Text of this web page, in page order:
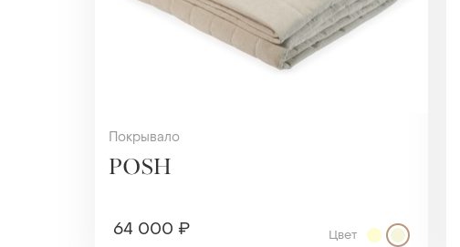
Покрывало
POSH
64 000 ₽ Цвет